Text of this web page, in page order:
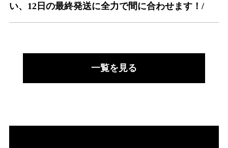
い、12日の最終発送に全力で間に合わせます！/
一覧を見る